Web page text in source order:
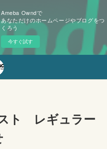
Ameba Owndで
あなただけのホームページやブログをつ
くろう
今すぐ試す
ト レギュラー